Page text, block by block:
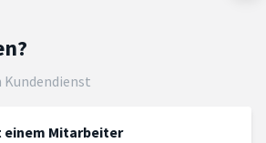
einem Mitarbeiter